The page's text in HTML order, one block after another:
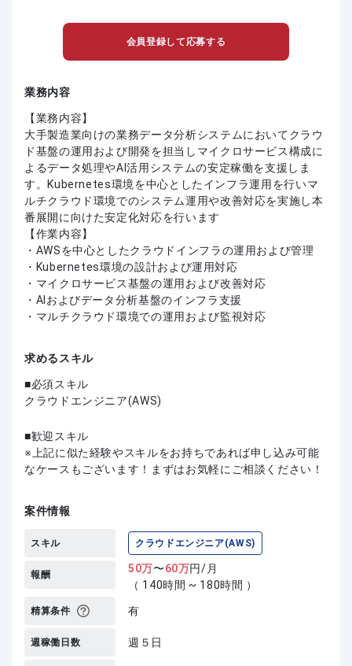
会員登録して応募する
業務内容
【業務内容】
大手製造業向けの業務データ分析システムにおいてクラウ
ド基盤の運用および開発を担当しマイクロサービス構成に
よるデータ処理やAI活用システムの安定稼働を支援しま
す。Kubernetes環境を中心としたインフラ運用を行いマ
ルチクラウド環境でのシステム運用や改善対応を実施し本
番展開に向けた安定化対応を行います
【作業内容】
・AWSを中心としたクラウドインフラの運用および管理
・Kubernetes環境の設計および運用対応
・マイクロサービス基盤の運用および改善対応
・AIおよびデータ分析基盤のインフラ支援
・マルチクラウド環境での運用および監視対応
求めるスキル
必須スキル
クラウドエンジニア(AWS)
歓迎スキル
上記に似た経験やスキルをお持ちであれば申し込み可能
なケースもございます！まずはお気軽にご相談ください！
案件情報
スキル クラウドエンジニア(AWS)
報酬 50万〜60万円/月
（ 140時間 ~ 180時間 ）
精算条件 有
週稼働日数 週５日